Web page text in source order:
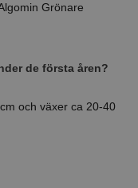
Grönare
de första åren?
och växer ca 20-40